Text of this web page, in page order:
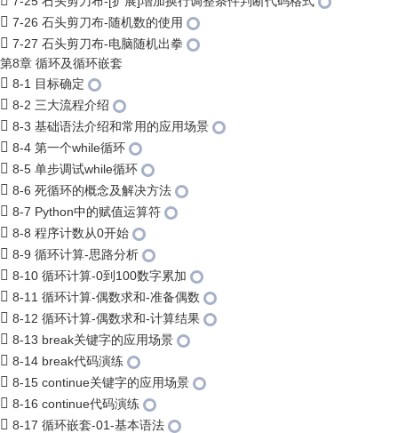
7-26 石头剪刀布-随机数的使用
7-27 石头剪刀布-电脑随机出拳
第8章 循环及循环嵌套
8-1 目标确定
8-2 三大流程介绍
8-3 基础语法介绍和常用的应用场景
8-4 第一个while循环
8-5 单步调试while循环
8-6 死循环的概念及解决方法
8-7 Python中的赋值运算符
8-8 程序计数从0开始
8-9 循环计算-思路分析
8-10 循环计算-0到100数字累加
8-11 循环计算-偶数求和-准备偶数
8-12 循环计算-偶数求和-计算结果
8-13 break关键字的应用场景
8-14 break代码演练
8-15 continue关键字的应用场景
8-16 continue代码演练
8-17 循环嵌套-01-基本语法